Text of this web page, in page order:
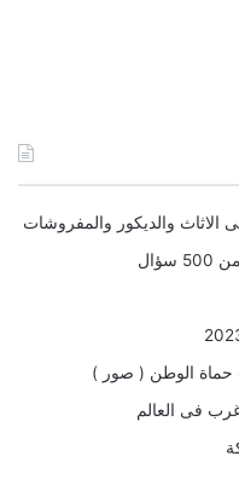
الاثاث والديكور والمفروشات
حماة الوطن ( صور )
فى العالم